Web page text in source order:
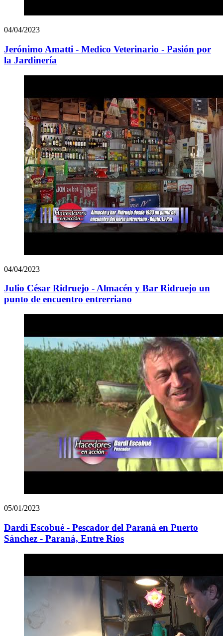
04/04/2023
Jerónimo Amatti - Medico Veterinario - Pasión por
la Jardinería
04/04/2023
Julio César Ridruejo - Almacén y Bar Ridruejo un
punto de encuentro entrerriano
05/01/2023
Dardi Escobué - Pescador del Paraná en Puerto
Sánchez - Paraná, Entre Ríos